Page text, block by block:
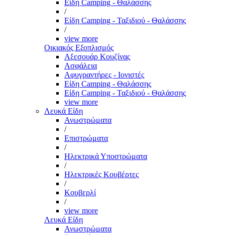
Είδη Camping - Θαλάσσης
/
Είδη Camping - Ταξιδιού - Θαλάσσης
/
view more
Οικιακός Εξοπλισμός
Αξεσουάρ Κουζίνας
Ασφάλεια
Αφυγραντήρες - Ιονιστές
Είδη Camping - Θαλάσσης
Είδη Camping - Ταξιδιού - Θαλάσσης
view more
Λευκά Είδη
Ανωστρώματα
/
Επιστρώματα
/
Ηλεκτρικά Υποστρώματα
/
Ηλεκτρικές Κουβέρτες
/
Κουβερλί
/
view more
Λευκά Είδη
Ανωστρώματα